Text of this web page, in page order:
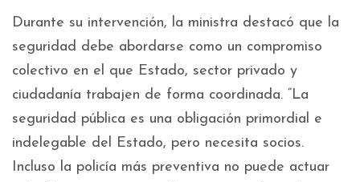
Durante su intervención, la ministra destacó que la
seguridad debe abordarse como un compromiso
colectivo en el que Estado, sector privado y
ciudadanía trabajen de forma coordinada. “La
seguridad pública es una obligación primordial e
indelegable del Estado, pero necesita socios.
Incluso la policía más preventiva no puede actuar